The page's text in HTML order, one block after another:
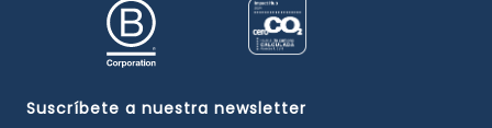
Suscríbete a nuestra newsletter